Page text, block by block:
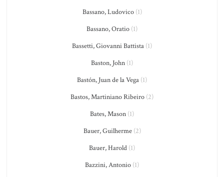
Bassano, Ludovico(1)
Bassano, Oratio (1)
Bassetti, Giovanni Battista (1)
Baston, John (1)
Bastón, Juan de la Vega (1)
Bastos, Martiniano Ribeiro (2)
Bates, Mason (1)
Bauer, Guilherme(2)
Bauer, Harold (1)
Bazzini, Antonio (1)